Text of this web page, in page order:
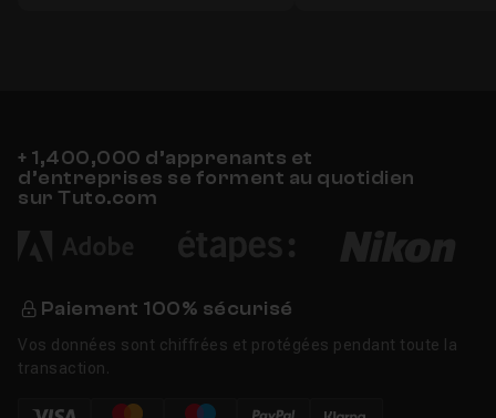
+ 1,400,000 d’apprenants et
d’entreprises se forment au quotidien
sur Tuto.com
Paiement 100% sécurisé
Vos données sont chiffrées et protégées pendant toute la
transaction.